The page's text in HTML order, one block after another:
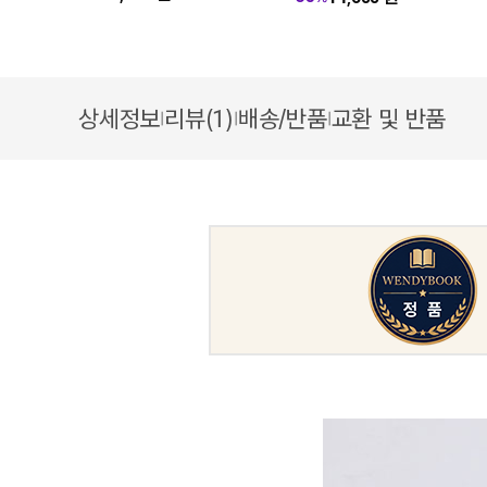
상세정보|리뷰(1)|배송/반품|교환 및 반품